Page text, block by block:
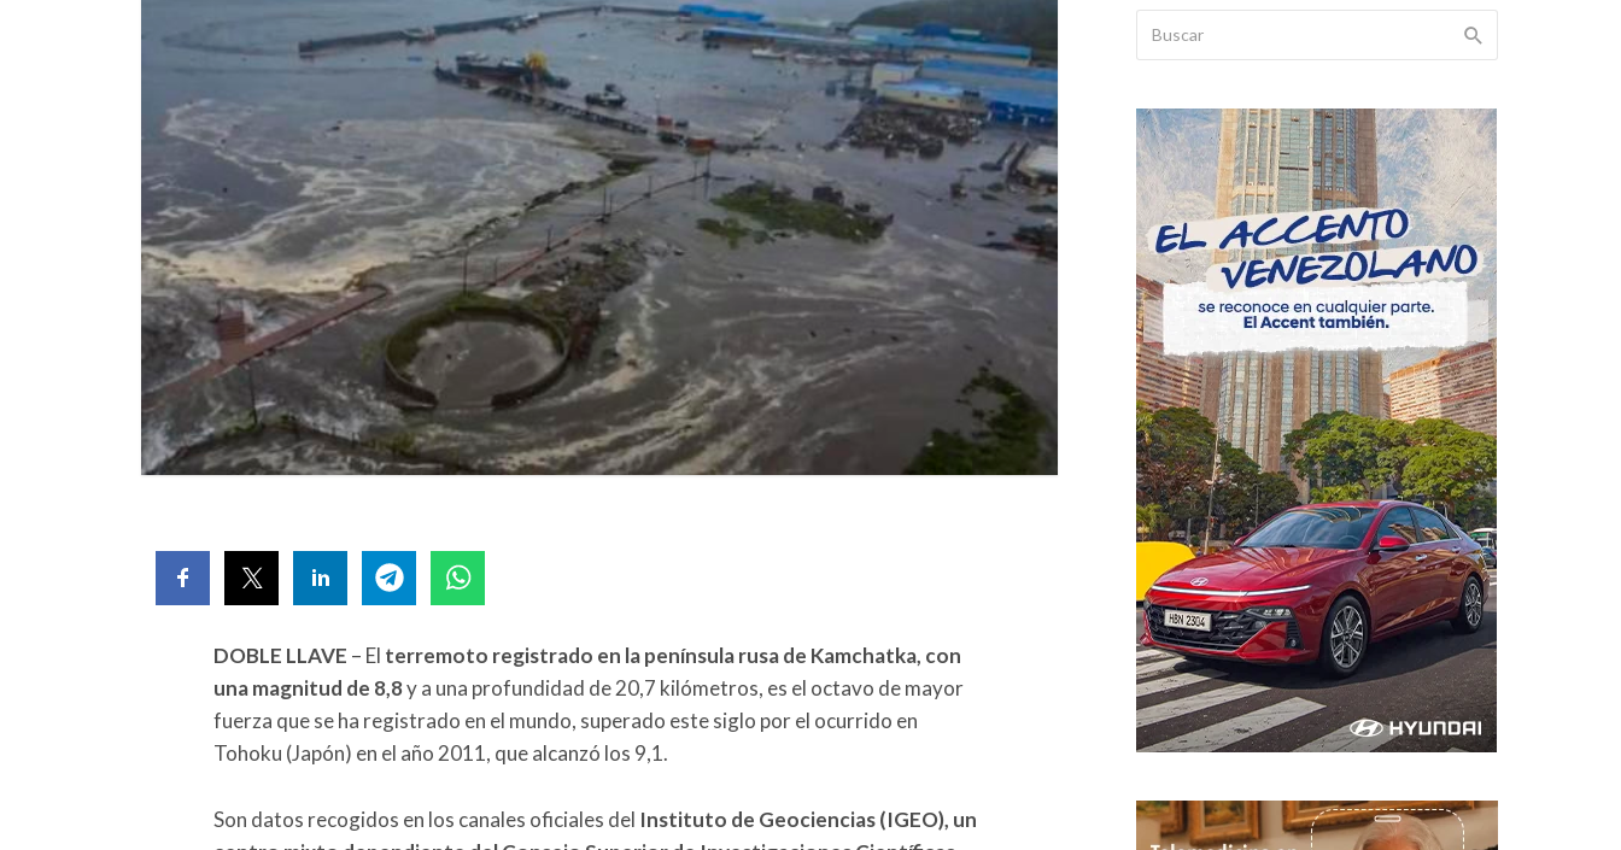
DOBLE LLAVE – El terremoto registrado en la península rusa de Kamchatka, con
una magnitud de 8,8y a una profundidad de 20,7 kilómetros, es el octavo de mayor
fuerza que se ha registrado en el mundo, superado este siglo por el ocurrido en
Tohoku (Japón) en el año 2011, que alcanzó los 9,1.
Son datos recogidos en los canales oficiales del Instituto de Geociencias (IGEO), un